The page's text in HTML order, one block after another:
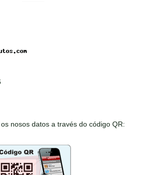
nosos datos a través do código QR: